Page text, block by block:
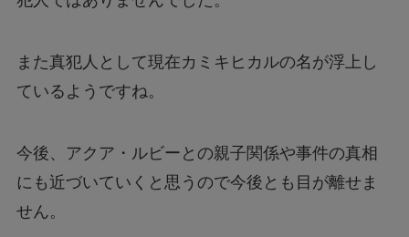
また真犯人として現在カミキヒカルの名が浮上し
ているようですね。
今後、アクア・ルビーとの親子関係や事件の真相
にも近づいていくと思うので今後とも目が離せま
せん。